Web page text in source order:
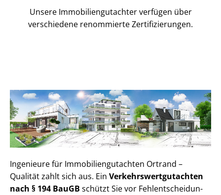
Unsere Immobilien­gutachter verfügen über
verschiedene renommierte Zer­ti­fi­zie­run­gen.
Ingenieure für Im­mo­bi­li­en­gut­ach­ten Ortrand –
Qualität zahlt sich aus. Ein Ver­kehrs­wert­gut­ach­ten
nach § 194 BauGB schützt Sie vor Fehl­ent­schei­dun­